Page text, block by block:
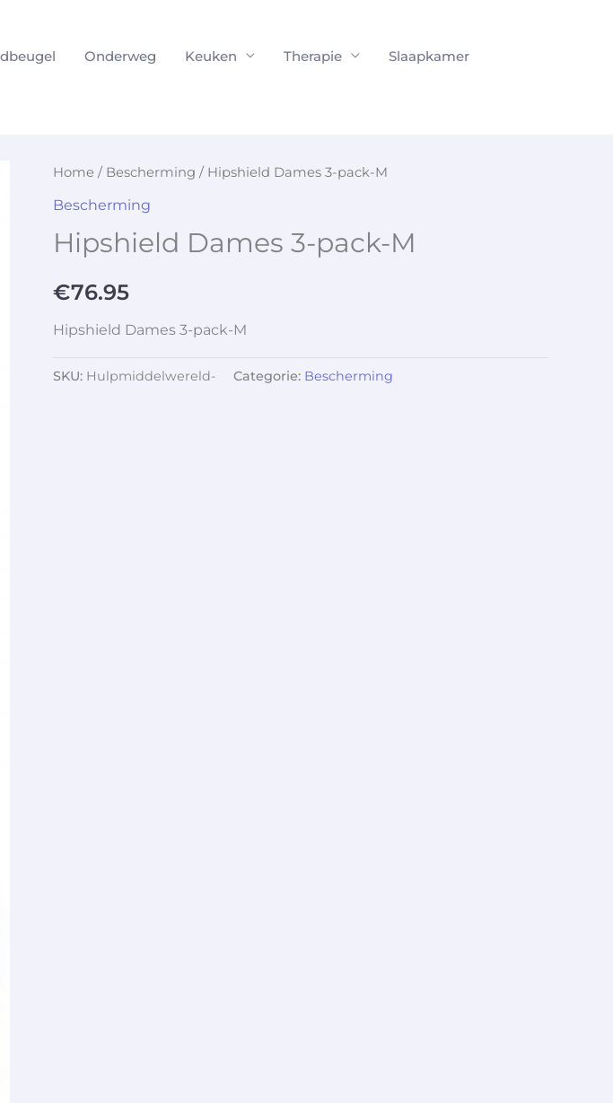
Onderweg Keuken Therapie
Slaapkamer
Home / Bescherming / Hipshield Dames 3-pack-M
Bescherming
Hipshield Dames 3-pack-M
€76.95
Hipshield Dames 3-pack-M
SKU: Hulpmiddelwereld- Categorie: Bescherming